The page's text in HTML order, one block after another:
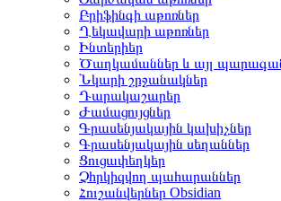
Բրիֆինգի աթոռներ
Ղեկավարի աթոռներ
Ինտերիեր
Ծաղկամաններ և այլ
Նկարի շրջանակներ
Դարակաշարեր
Ժամացույցներ
Գրասենյակային կախիչներ
Գրասենյակային սեղաններ
Ցուցափեղկեր
Չհրկիզվող պահարաններ
Հուշանվերներ Obsidian